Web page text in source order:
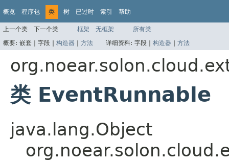
概览 程序包 类 树 已过时 索引 帮助
上一个类 下一个类 框架 无框架
所有类
概要: 嵌套 | 字段 | 构造器 | 方法 详细资料: 字段 | 构造器 | 方法
类 EventRunnable
java.lang.Object